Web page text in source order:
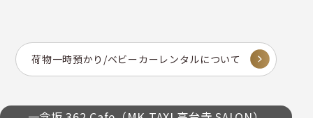
荷物一時預かり/ベビーカーレンタルについて